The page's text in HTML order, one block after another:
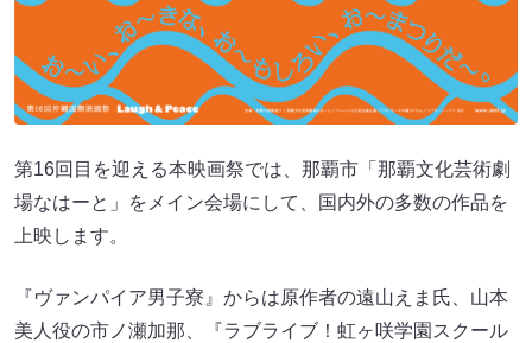
第16回目を迎える本映画祭では、那覇市「那覇文化芸術劇
場なはーと」をメイン会場にして、国内外の多数の作品を
上映します。
『ヴァンパイア男子寮』からは原作者の遠山えま氏、山本
美人役の市ノ瀬加那、『ラブライブ！虹ヶ咲学園スクール